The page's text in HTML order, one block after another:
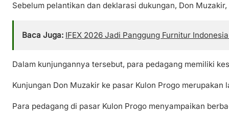
Sebelum pelantikan dan deklarasi dukungan, Don
Baca Juga: IFEX 2026 Jadi Panggung Furnitur
Dalam kunjungannya tersebut, para pedagang memiliki
Kunjungan Don Muzakir ke pasar Kulon Progo
Para pedagang di pasar Kulon Progo menyampaikan